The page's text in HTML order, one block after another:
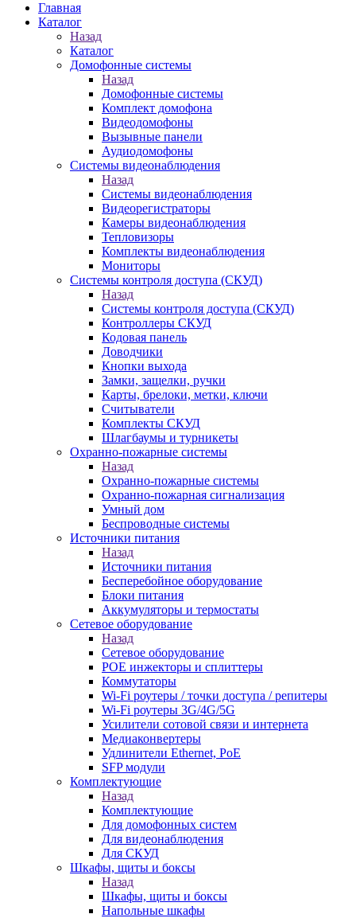
Главная
Каталог
Назад
Каталог
Домофонные системы
Назад
Домофонные системы
Комплект домофона
Видеодомофоны
Вызывные панели
Аудиодомофоны
Системы видеонаблюдения
Назад
Системы видеонаблюдения
Видеорегистраторы
Камеры видеонаблюдения
Тепловизоры
Комплекты видеонаблюдения
Мониторы
Системы контроля доступа (СКУД)
Назад
Системы контроля доступа (СКУД)
Контроллеры СКУД
Кодовая панель
Доводчики
Кнопки выхода
Замки, защелки, ручки
Карты, брелоки, метки, ключи
Считыватели
Комплекты СКУД
Шлагбаумы и турникеты
Охранно-пожарные системы
Назад
Охранно-пожарные системы
Охранно-пожарная сигнализация
Умный дом
Беспроводные системы
Источники питания
Назад
Источники питания
Бесперебойное оборудование
Блоки питания
Аккумуляторы и термостаты
Сетевое оборудование
Назад
Сетевое оборудование
POE инжекторы и сплиттеры
Коммутаторы
Wi-Fi роутеры / точки доступа / репитеры
Wi-Fi роутеры 3G/4G/5G
Усилители сотовой связи и интернета
Медиаконвертеры
Удлинители Ethernet, PoE
SFP модули
Комплектующие
Назад
Комплектующие
Для домофонных систем
Для видеонаблюдения
Для СКУД
Шкафы, щиты и боксы
Назад
Шкафы, щиты и боксы
Напольные шкафы